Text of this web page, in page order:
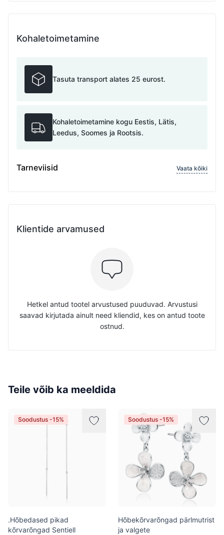
Kohaletoimetamine
Tasuta transport alates 25 eurost.
Kohaletoimetamine kogu Eestis, Lätis,
Leedus, Soomes ja Rootsis.
Tarneviisid Vaata kõiki
Klientide arvamused
Hetkel antud tootel arvustused puuduvad. Arvustusi
saavad kirjutada ainult need kliendid, kes on antud toote
ostnud.
Teile võib ka meeldida
Soodustus -15%
.Hõbedased pikad
kõrvarõngad Sentiell
Soodustus -15%
Hõbekõrvarõngad pärlmutrist
ja valgete